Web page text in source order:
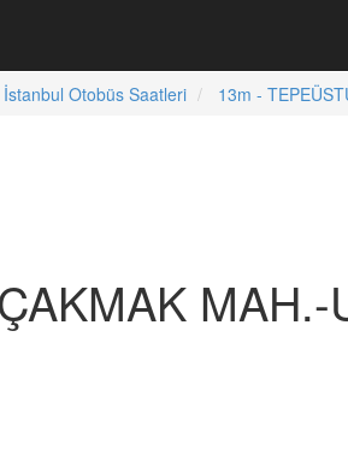
İstanbul Otobüs Saatleri 13m -